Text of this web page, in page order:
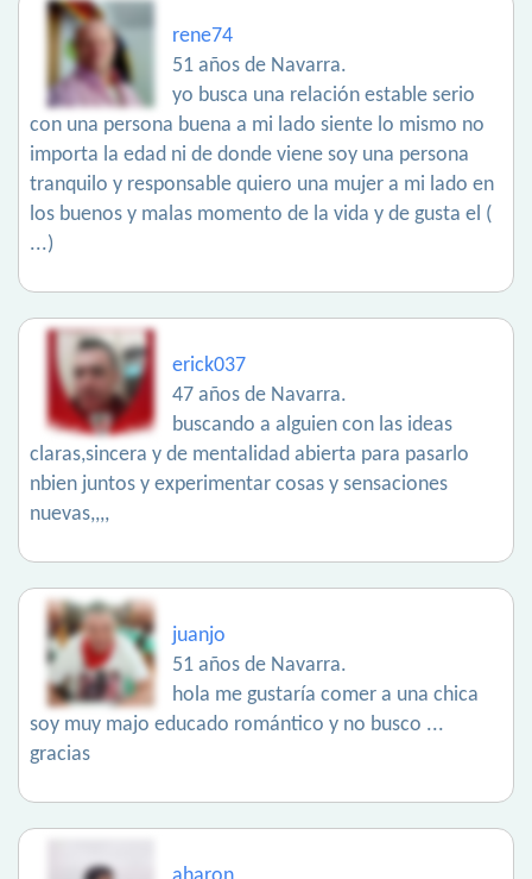
rene74
51 años de Navarra.
yo busca una relación estable serio
con una persona buena a mi lado siente lo mismo no
importa la edad ni de donde viene soy una persona
tranquilo y responsable quiero una mujer a mi lado en
los buenos y malas momento de la vida y de gusta el (
...)
erick037
47 años de Navarra.
buscando a alguien con las ideas
claras,sincera y de mentalidad abierta para pasarlo
nbien juntos y experimentar cosas y sensaciones
nuevas,,,,
juanjo
51 años de Navarra.
hola me gustaría comer a una chica
soy muy majo educado romántico y no busco ...
gracias